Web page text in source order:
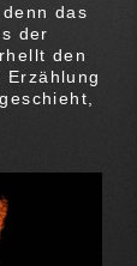
das
der
den